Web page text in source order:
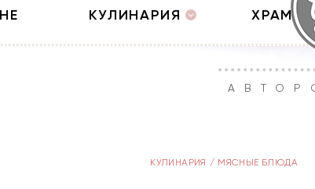
КУЛИНАРИЯ ХРАМЫ
КУЛИНАРИЯ / МЯСНЫЕ БЛЮДА